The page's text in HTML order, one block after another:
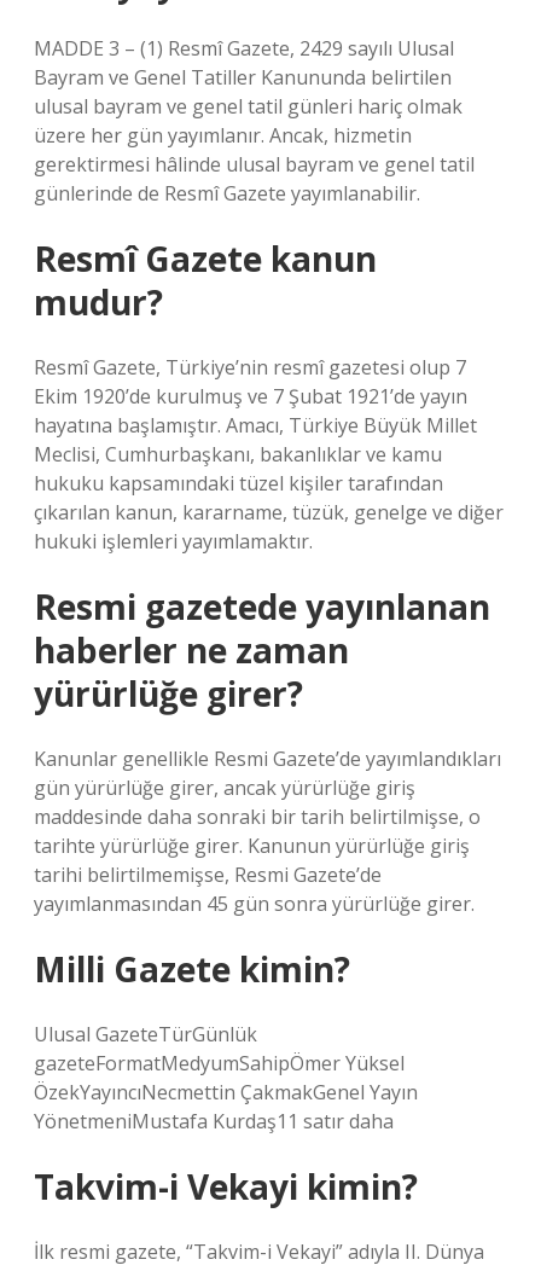
MADDE 3 – (1) Resmî Gazete, 2429 sayılı Ulusal
Bayram ve Genel Tatiller Kanununda belirtilen
ulusal bayram ve genel tatil günleri hariç olmak
üzere her gün yayımlanır. Ancak, hizmetin
gerektirmesi hâlinde ulusal bayram ve genel tatil
günlerinde de Resmî Gazete yayımlanabilir.
Resmî Gazete kanun
mudur?
Resmî Gazete, Türkiye’nin resmî gazetesi olup 7
Ekim 1920’de kurulmuş ve 7 Şubat 1921’de yayın
hayatına başlamıştır. Amacı, Türkiye Büyük Millet
Meclisi, Cumhurbaşkanı, bakanlıklar ve kamu
hukuku kapsamındaki tüzel kişiler tarafından
çıkarılan kanun, kararname, tüzük, genelge ve diğer
hukuki işlemleri yayımlamaktır.
Resmi gazetede yayınlanan
haberler ne zaman
yürürlüğe girer?
Kanunlar genellikle Resmi Gazete’de yayımlandıkları
gün yürürlüğe girer, ancak yürürlüğe giriş
maddesinde daha sonraki bir tarih belirtilmişse, o
tarihte yürürlüğe girer. Kanunun yürürlüğe giriş
tarihi belirtilmemişse, Resmi Gazete’de
yayımlanmasından 45 gün sonra yürürlüğe girer.
Milli Gazete kimin?
Ulusal GazeteTürGünlük
gazeteFormatMedyumSahipÖmer Yüksel
ÖzekYayıncıNecmettin ÇakmakGenel Yayın
YönetmeniMustafa Kurdaş11 satır daha
Takvim-i Vekayi kimin?
İlk resmi gazete, “Takvim-i Vekayi” adıyla II. Dünya